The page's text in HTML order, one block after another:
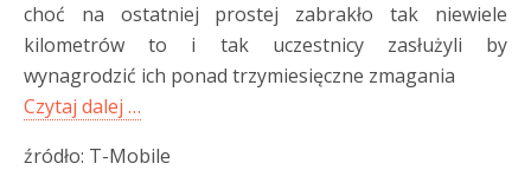
choć na ostatniej prostej zabrakło tak niewiele
kilometrów to i tak uczestnicy zasłużyli by
wynagrodzić ich ponad trzymiesięczne zmagania
Czytaj dalej …
źródło: T-Mobile